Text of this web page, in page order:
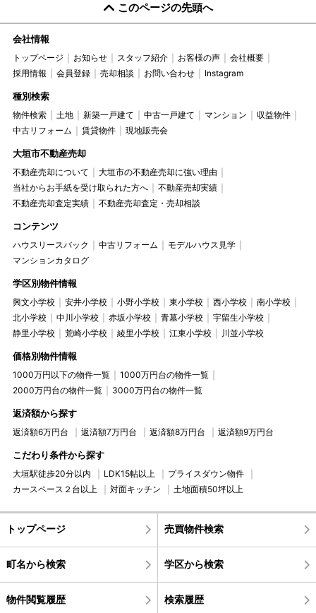
このページの先頭へ
会社情報
トップページ お知らせ スタッフ紹介 お客様の声
会社概要
採用情報
会員登録 売却相談 お問い合わせ Instagram
種別検索
物件検索 土地 新築一戸建て 中古一戸建て マンション
収益物件
中古リフォーム
賃貸物件 現地販売会
大垣市不動産売却
不動産売却について
大垣市の不動産売却に強い理由
当社からお手紙を受け取られた方へ
不動産売却実績
不動産売却査定実績
不動産売却査定・売却相談
コンテンツ
ハウスリースバック 中古リフォーム
モデルハウス見学
マンションカタログ
学区別物件情報
興文小学校 安井小学校 小野小学校 東小学校 西小学校
南小学校
北小学校
中川小学校 赤坂小学校 青墓小学校
宇留生小学校
静里小学校
荒崎小学校 綾里小学校 江東小学校 川並小学校
価格別物件情報
1000万円以下の物件一覧
1000万円台の物件一覧
2000万円台の物件一覧
3000万円台の物件一覧
返済額から探す
返済額6万円台 返済額7万円台 返済額8万円台 返済額9万円台
こだわり条件から探す
大垣駅徒歩20分以内 LDK15帖以上
プライスダウン物件
カースペース２台以上
対面キッチン 土地面積50坪以上
トップページ 売買物件検索
町名から検索 学区から検索
物件閲覧履歴 検索履歴